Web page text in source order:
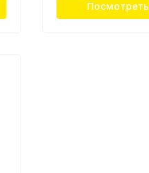
Посмотреть